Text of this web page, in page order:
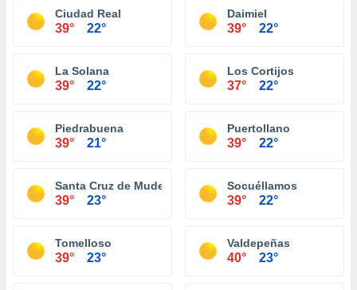
Ciudad Real
39° 22°
Daimiel
39° 22°
La Solana
39° 22°
Los Cortijos
37° 22°
Piedrabuena
39° 21°
Puertollano
39° 22°
Santa Cruz de Mudela
39° 23°
Socuéllamos
39° 22°
Tomelloso
39° 23°
Valdepeñas
40° 23°